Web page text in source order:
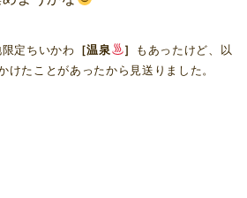
定ちいかわ ［温泉 ］
もあったけど、以
けたことがあったから見送りました。